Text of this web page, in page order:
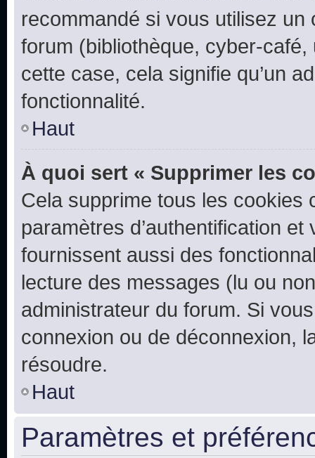
recommandé si vous utilisez
forum (bibliothèque, cyber-
cette case, cela signifie qu’un
fonctionnalité.
Haut
À quoi sert « Supprimer les
Cela supprime tous les cookies
paramètres d’authentification
fournissent aussi des
lecture des messages (lu ou
administrateur du forum. Si
connexion ou de déconnexion,
résoudre.
Haut
Paramètres et